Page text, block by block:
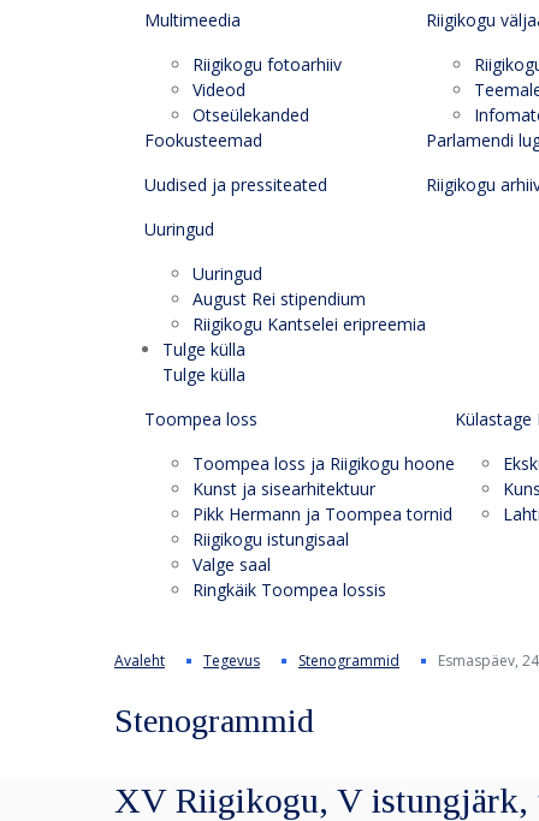
Multimeedia
Riigikogu fotoarhiiv
Videod
Otseülekanded
Fookusteemad
Uudised ja pressiteated
Uuringud
Uuringud
August Rei stipendium
Riigikogu Kantselei eripreemia
Riigikogu
Parlamendi
Riigikogu
Tulge külla
Tulge külla
Toompea loss
Toompea loss ja Riigikogu hoone
Kunst ja sisearhitektuur
Pikk Hermann ja Toompea tornid
Riigikogu istungisaal
Valge saal
Ringkäik Toompea lossis
Külastage
Avaleht Tegevus Stenogrammid Esmaspäev,
Stenogrammid
XV Riigikogu, V istungjärk,